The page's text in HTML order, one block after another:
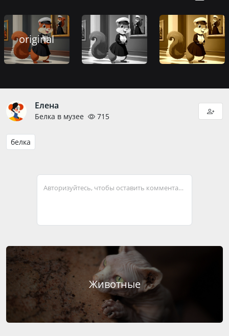
original
Елена
Белка в музее 715
белка
Авторизуйтесь, чтобы оставить комментарий
Животные